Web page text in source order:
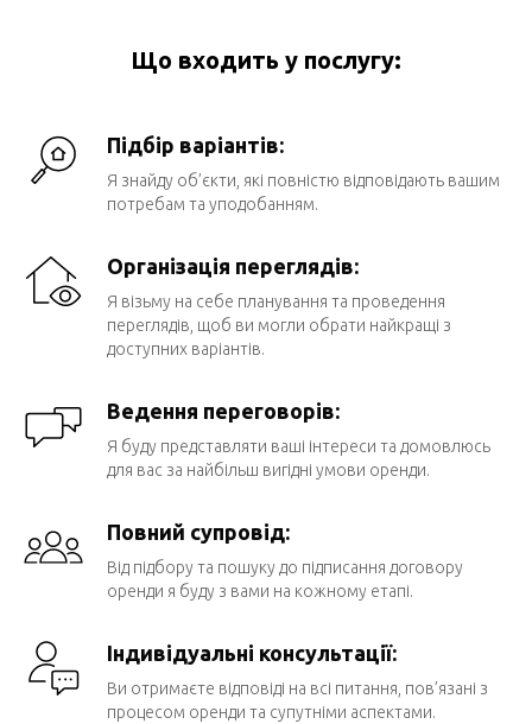
Що входить у послугу:
Підбір варіантів:
Я знайду об’єкти, які повністю відповідають вашим
потребам та уподобанням.
Організація переглядів:
Я візьму на себе планування та проведення
переглядів, щоб ви могли обрати найкращі з
доступних варіантів.
Ведення переговорів:
Я буду представляти ваші інтереси та домовлюсь
для вас за найбільш вигідні умови оренди.
Повний супровід:
Від підбору та пошуку до підписання договору
оренди я буду з вами на кожному етапі.
Індивідуальні консультації:
Ви отримаєте відповіді на всі питання, пов’язані з
процесом оренди та супутніми аспектами.